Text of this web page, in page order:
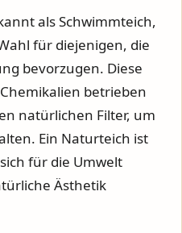
als Schwimmteich,
für diejenigen, die
bevorzugen. Diese
betrieben
natürlichen Filter, um
Ein Naturteich ist
für die Umwelt
Ästhetik